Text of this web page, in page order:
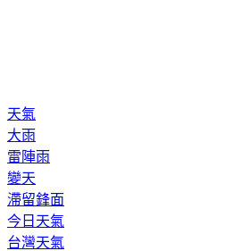
天氣
大雨
雷陣雨
變天
滯留鋒面
今日天氣
台灣天氣